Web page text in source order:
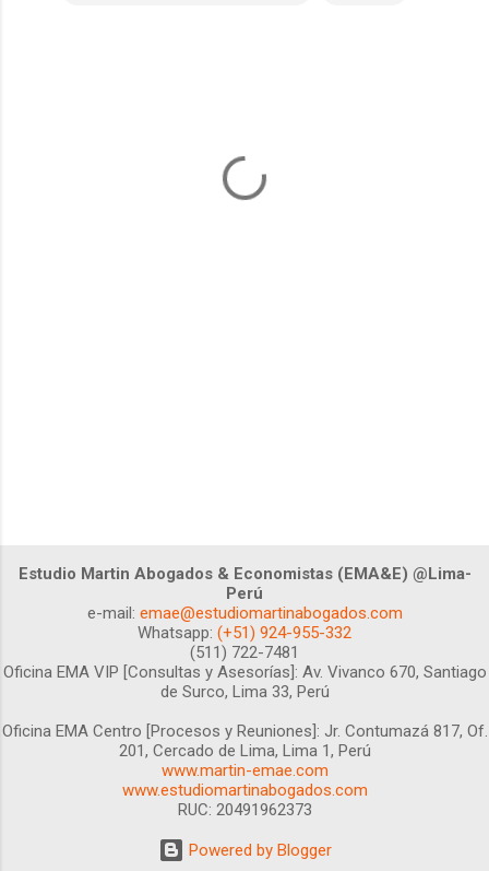
Estudio Martin Abogados & Economistas (EMA&E) @Lima-
Perú
e-mail: emae@estudiomartinabogados.com
Whatsapp: (+51) 924-955-332
(511) 722-7481
Oficina EMA VIP [Consultas y Asesorías]: Av. Vivanco 670, Santiago
de Surco, Lima 33, Perú
Oficina EMA Centro [Procesos y Reuniones]: Jr. Contumazá 817, Of.
201, Cercado de Lima, Lima 1, Perú
www.martin-emae.com
www.estudiomartinabogados.com
RUC: 20491962373
Powered by Blogger